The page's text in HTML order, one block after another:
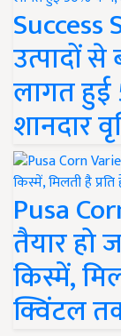
उत्पादों
लागत
शानदार
Pusa
तैयार हो
किस्में,
क्विंटल